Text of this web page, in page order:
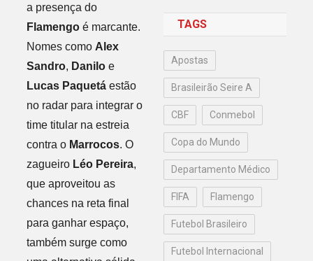
a presença do
Flamengoé marcante.
Nomes como Alex
Sandro, Daniloe
Lucas Paquetáestão
no radar para integrar o
time titular na estreia
contra o Marrocos. O
zagueiro Léo Pereira,
que aproveitou as
chances na reta final
para ganhar espaço,
também surge como
TAGS
Apostas
Brasileirão Seire A
CBF Conmebol
Copa do Mundo
Departamento Médico
FIFA Flamengo
Futebol Brasileiro
Futebol Internacional